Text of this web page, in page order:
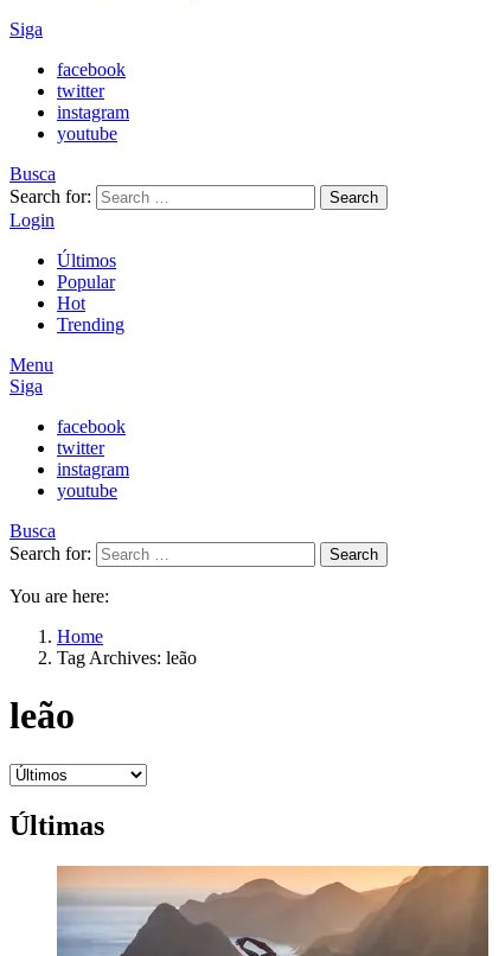
Siga
facebook
twitter
instagram
youtube
Busca
Search for:
Search
Login
Últimos
Popular
Hot
Trending
Menu
Siga
facebook
twitter
instagram
youtube
Busca
Search for:
Search
You are here:
Home
Tag Archives: leão
leão
Últimas